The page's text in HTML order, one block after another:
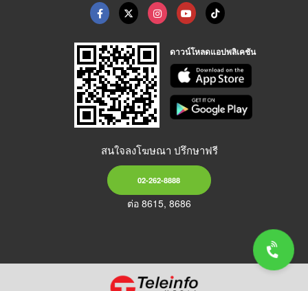
ดาวน์โหลดแอปพลิเคชัน
สนใจลงโฆษณา ปรึกษาฟรี
02-262-8888
ต่อ 8615, 8686